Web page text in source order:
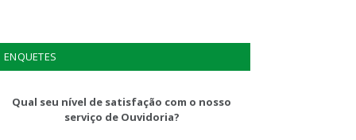
ENQUETES
Qual seu nível de satisfação com o nosso
serviço de Ouvidoria?